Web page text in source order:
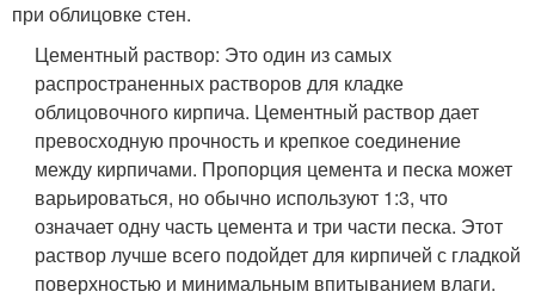
при облицовке стен.
Цементный раствор: Это один из самых
распространенных растворов для кладке
облицовочного кирпича. Цементный раствор дает
превосходную прочность и крепкое соединение
между кирпичами. Пропорция цемента и песка может
варьироваться, но обычно используют 1:3, что
означает одну часть цемента и три части песка. Этот
раствор лучше всего подойдет для кирпичей с гладкой
поверхностью и минимальным впитыванием влаги.